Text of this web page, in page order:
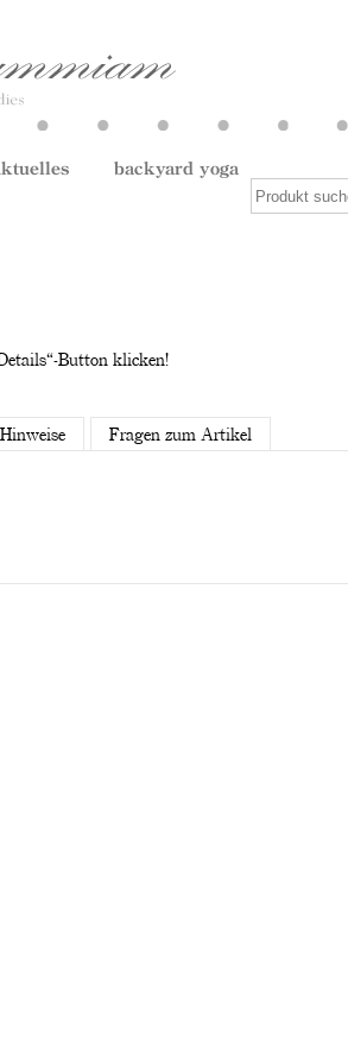
backyard yoga
Button klicken!
Fragen zum Artikel